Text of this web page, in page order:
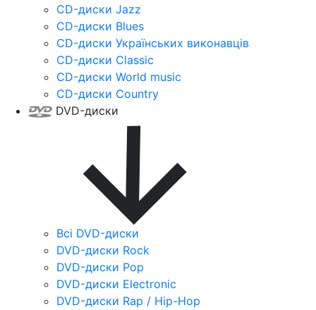
CD-диски Jazz
CD-диски Blues
CD-диски Українських виконавців
CD-диски Classic
CD-диски World music
CD-диски Country
DVD-диски
Всі DVD-диски
DVD-диски Rock
DVD-диски Pop
DVD-диски Electronic
DVD-диски Rap / Hip-Hop